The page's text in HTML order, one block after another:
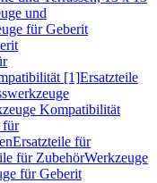
und
für Geberit
[1]Ersatzteile
Kompatibilität
für
Ersatzteile für
für ZubehörWerkzeuge
für Geberit